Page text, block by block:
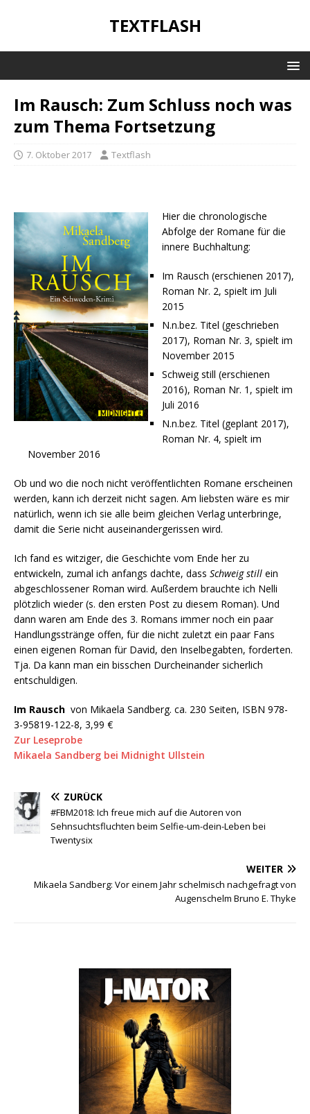
TEXTFLASH
Im Rausch: Zum Schluss noch was
zum Thema Fortsetzung
7. Oktober 2017 Textflash
Hier die chronologische
Abfolge der Romane für die
innere Buchhaltung:
Im Rausch (erschienen 2017),
Roman Nr. 2, spielt im Juli
2015
N.n.bez. Titel (geschrieben
2017), Roman Nr. 3, spielt im
November 2015
Schweig still (erschienen
2016), Roman Nr. 1, spielt im
Juli 2016
N.n.bez. Titel (geplant 2017),
Roman Nr. 4, spielt im
November 2016
Ob und wo die noch nicht veröffentlichten Romane erscheinen
werden, kann ich derzeit nicht sagen. Am liebsten wäre es mir
natürlich, wenn ich sie alle beim gleichen Verlag unterbringe,
damit die Serie nicht auseinandergerissen wird.
Ich fand es witziger, die Geschichte vom Ende her zu
entwickeln, zumal ich anfangs dachte, dass Schweig still ein
abgeschlossener Roman wird. Außerdem brauchte ich Nelli
plötzlich wieder (s. den ersten Post zu diesem Roman). Und
dann waren am Ende des 3. Romans immer noch ein paar
Handlungsstränge offen, für die nicht zuletzt ein paar Fans
einen eigenen Roman für David, den Inselbegabten, forderten.
Tja. Da kann man ein bisschen Durcheinander sicherlich
entschuldigen.
Im Rausch von Mikaela Sandberg. ca. 230 Seiten, ISBN 978-
3-95819-122-8, 3,99 €
Zur Leseprobe
Mikaela Sandberg bei Midnight Ullstein
ZURÜCK
#FBM2018: Ich freue mich auf die Autoren von
Sehnsuchtsfluchten beim Selfie-um-dein-Leben bei
Twentysix
WEITER
Mikaela Sandberg: Vor einem Jahr schelmisch nachgefragt von
Augenschelm Bruno E. Thyke